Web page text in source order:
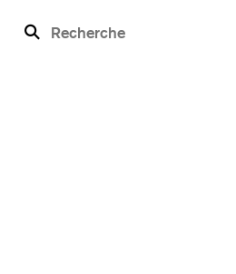
b